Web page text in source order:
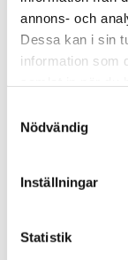
annons- och
Dessa kan i sin
information som
Nödvändig
Inställningar
Statistik